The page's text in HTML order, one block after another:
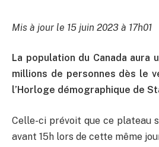
Mis à jour le 15 juin 2023 à 17h01
La population du Canada aura
millions de personnes dès le
l’Horloge démographique de
Celle-ci prévoit que ce plateau
avant 15h lors de cette même